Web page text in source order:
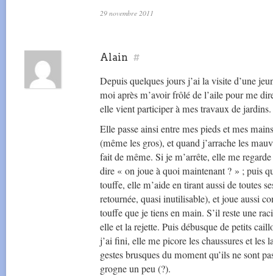
29 novembre 2011
Alain #
Depuis quelques jours j’ai la visite d’une
moi après m’avoir frôlé de l’aile pour me
elle vient participer à mes travaux de jardins.
Elle passe ainsi entre mes pieds et mes
(même les gros), et quand j’arrache les
fait de même. Si je m’arrête, elle me
dire « on joue à quoi maintenant ? » ; puis
touffe, elle m’aide en tirant aussi de toutes
retournée, quasi inutilisable), et joue aussi
touffe que je tiens en main. S’il reste une
elle et la rejette. Puis débusque de petits
j’ai fini, elle me picore les chaussures et les
gestes brusques du moment qu’ils ne sont
grogne un peu (?).